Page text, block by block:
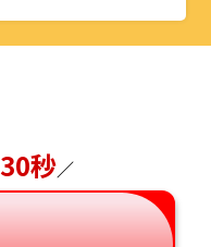
30秒／